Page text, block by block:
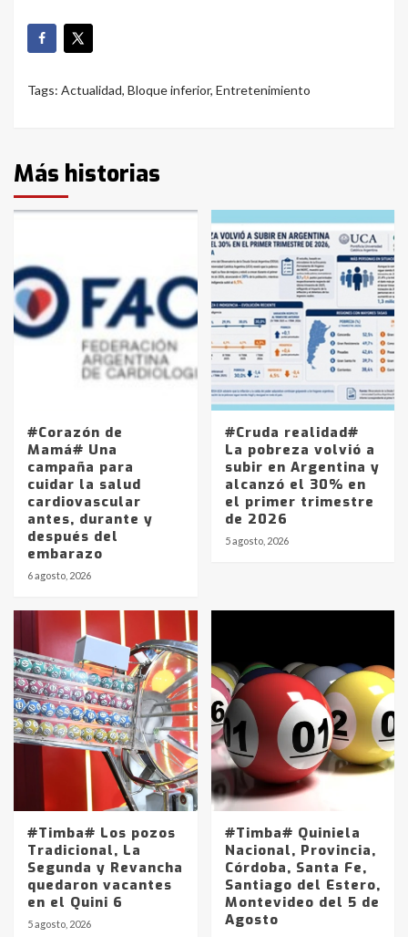
Tags: Actualidad, Bloque inferior, Entretenimiento
Más historias
#Corazón de
Mamá# Una
campaña para
cuidar la salud
cardiovascular
antes, durante y
después del
embarazo
6 agosto, 2026
#Cruda realidad#
La pobreza volvió a
subir en Argentina y
alcanzó el 30% en
el primer trimestre
de 2026
5 agosto, 2026
#Timba# Los pozos
Tradicional, La
Segunda y Revancha
quedaron vacantes
en el Quini 6
5 agosto, 2026
#Timba# Quiniela
Nacional, Provincia,
Córdoba, Santa Fe,
Santiago del Estero,
Montevideo del 5 de
Agosto
Identidad de los adolescentes